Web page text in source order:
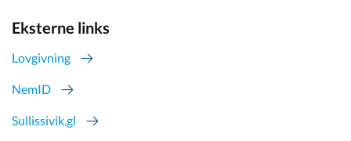
Eksterne links
Lovgivning
NemID
Sullissivik.gl